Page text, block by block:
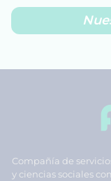
Compañía de
y ciencias sociales